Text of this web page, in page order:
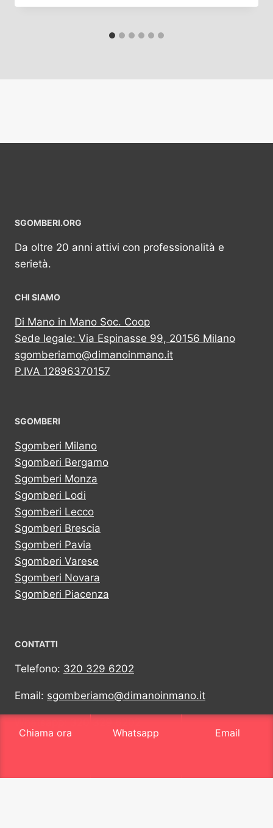
SGOMBERI.ORG
Da oltre 20 anni attivi con professionalità e
serietà.
CHI SIAMO
Di Mano in Mano Soc. Coop
Sede legale: Via Espinasse 99, 20156 Milano
sgomberiamo@dimanoinmano.it
P.IVA 12896370157
SGOMBERI
Sgomberi Milano
Sgomberi Bergamo
Sgomberi Monza
Sgomberi Lodi
Sgomberi Lecco
Sgomberi Brescia
Sgomberi Pavia
Sgomberi Varese
Sgomberi Novara
Sgomberi Piacenza
CONTATTI
Telefono: 320 329 6202
Email: sgomberiamo@dimanoinmano.it
Chiama ora
Whatsapp Email